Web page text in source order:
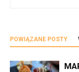
POWIĄZANE POSTY